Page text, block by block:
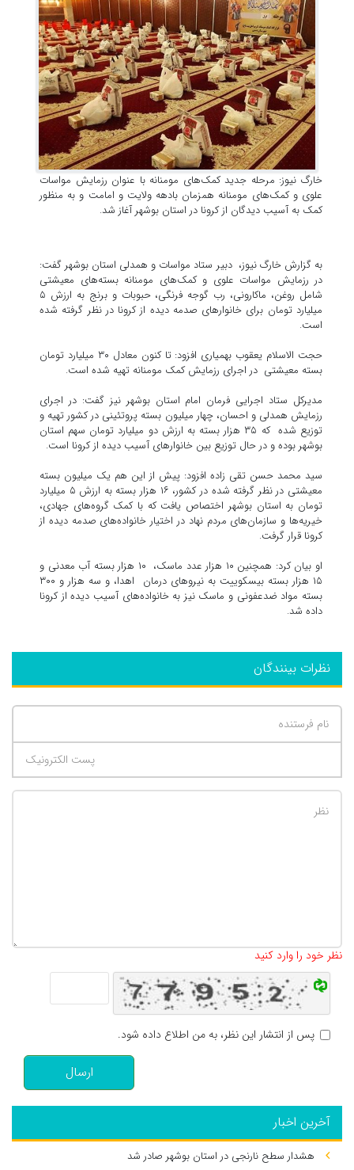
خارگ نیوز: مرحله جدید کمک‌های مومنانه با عنوان رزمایش مواسات
علوی و کمک‌های مومنانه همزمان بادهه ولایت و امامت و به منظور
کمک به آسیب دیدگان از کرونا در استان بوشهر آغاز شد.
به گزارش خارگ نیوز، دبیر ستاد مواسات و همدلی استان بوشهر گفت:
در رزمایش مواسات علوی و کمک‌های مومنانه بسته‌های معیشتی
شامل روغن، ماکارونی، رب گوجه فرنگی، حبوبات و برنج به ارزش ۵
میلیارد تومان برای خانوار‌های صدمه دیده از کرونا در نظر گرفته شده
است.
حجت الاسلام یعقوب بهمیاری افزود: تا کنون معادل ۳۰ میلیارد تومان
بسته معیشتی در اجرای رزمایش کمک مومنانه تهیه شده است.
مدیرکل ستاد اجرایی فرمان امام استان بوشهر نیز گفت: در اجرای
رزمایش همدلی و احسان، چهار میلیون بسته پروتئینی در کشور تهیه و
توزیع شده که ۳۵ هزار بسته به ارزش دو میلیارد تومان سهم استان
بوشهر بوده و در حال توزیع بین خانوار‌های آسیب دیده از کرونا است.
سید محمد حسن تقی زاده افزود: پیش از این هم یک میلیون بسته
معیشتی در نظر گرفته شده در کشور، ۱۶ هزار بسته به ارزش ۵ میلیارد
تومان به استان بوشهر اختصاص یافت که با کمک گروه‌های جهادی،
خیریه‌ها و سازمان‌های مردم نهاد در اختیار خانواده‌های صدمه دیده از
کرونا قرار گرفت.
او بیان کرد: همچنین ۱۰ هزار عدد ماسک، ۱۰ هزار بسته آب معدنی و
۱۵ هزار بسته بیسکوییت به نیروهای درمان اهدا، و سه هزار و ۳۰۰
بسته مواد ضدعفونی و ماسک نیز به خانواده‌های آسیب دیده از کرونا
داده شد.
نظرات بینندگان
نظر خود را وارد کنید
پس از انتشار این نظر، به من اطلاع داده شود.
ارسال
آخرین اخبار
هشدار سطح نارنجی در استان بوشهر صادر شد